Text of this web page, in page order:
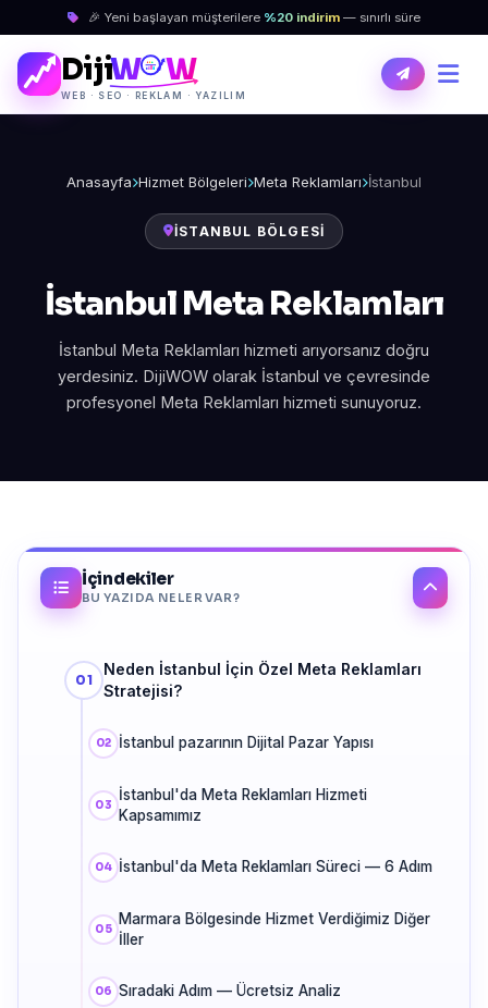
🎉 Yeni başlayan müşterilere %20 indirim — sınırlı süre
DijiW W
WEB · SEO · REKLAM · YAZILIM
Anasayfa Hizmet Bölgeleri Meta Reklamları İstanbul
İSTANBUL BÖLGESI
İstanbul Meta Reklamları
İstanbul Meta Reklamları hizmeti arıyorsanız doğru
yerdesiniz. DijiWOW olarak İstanbul ve çevresinde
profesyonel Meta Reklamları hizmeti sunuyoruz.
İçindekiler
BU YAZIDA NELER VAR?
Neden İstanbul İçin Özel Meta Reklamları
Stratejisi?
İstanbul pazarının Dijital Pazar Yapısı
İstanbul'da Meta Reklamları Hizmeti
Kapsamımız
İstanbul'da Meta Reklamları Süreci — 6 Adım
Marmara Bölgesinde Hizmet Verdiğimiz Diğer
İller
Sıradaki Adım — Ücretsiz Analiz